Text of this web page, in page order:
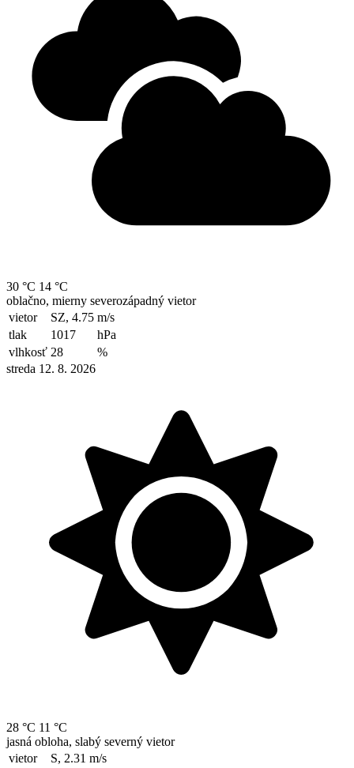
30 °C 14 °C
oblačno, mierny severozápadný vietor
vietor
SZ, 4.75 m/s
tlak
1017
hPa
vlhkosť 28
%
streda 12. 8. 2026
28 °C 11 °C
jasná obloha, slabý severný vietor
vietor
S, 2.31 m/s